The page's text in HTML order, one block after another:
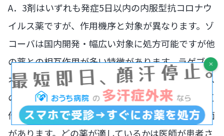
A．3剤はいずれも発症5日以内の内服型抗コロナウ
イルス薬ですが、作用機序と対象が異なります。ゾ
コーバは国内開発・幅広い対象に処方可能ですが他
の薬との相互作用が多い特徴があります。ラゲブリ
オは薬物相互作用が比較的少ないですが生殖毒性へ
の注意が必要です。パキロビッドパックは薬物相互
作用が多く複数の薬を服用中の方には使いにくい面
があります。どの薬が適しているかは医師が患者さ